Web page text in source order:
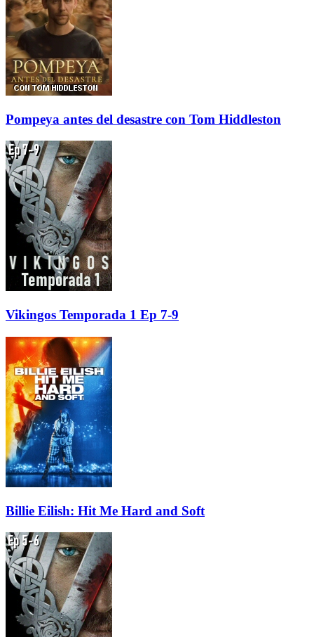
Pompeya antes del desastre con Tom Hiddleston
Vikingos Temporada 1 Ep 7-9
Billie Eilish: Hit Me Hard and Soft